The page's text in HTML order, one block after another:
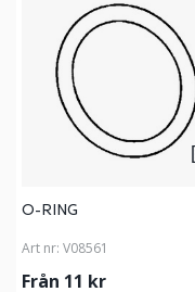
O-RING
Art nr: V08561
Från 11 kr